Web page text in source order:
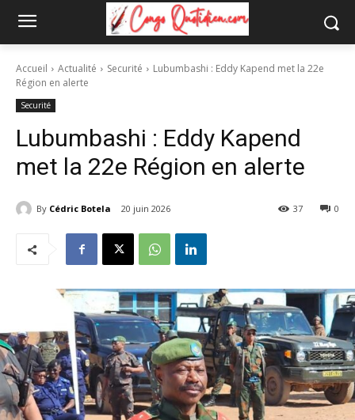
Accueil Actualité Securité
Lubumbashi : Eddy Kapend met la 22e
Région en alerte
Securité
Lubumbashi : Eddy Kapend
met la 22e Région en alerte
By Cédric Botela 20 juin 2026 0
37